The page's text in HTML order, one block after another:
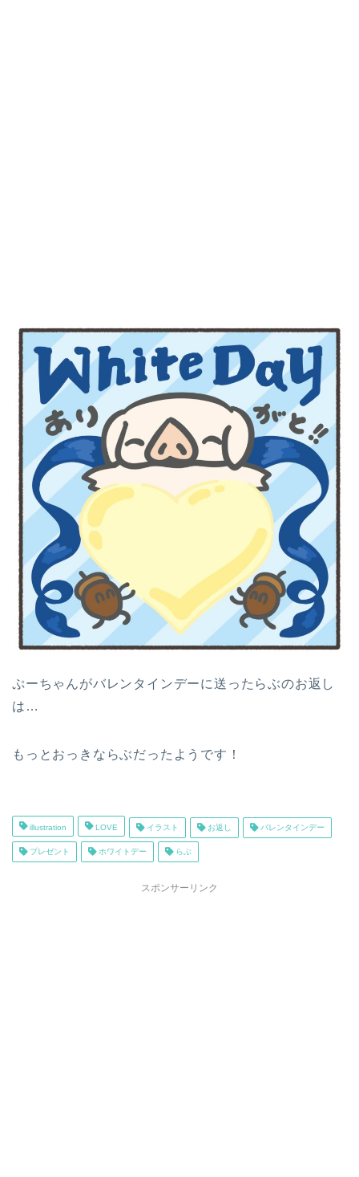
ぷーちゃんがバレンタインデーに送ったらぶのお返し
は…
もっとおっきならぶだったようです！
illustration LOVE イラスト お返し バレンタインデー
プレゼント ホワイトデー らぶ
スポンサーリンク